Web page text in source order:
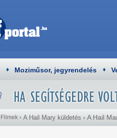
Moziműsor, jegyrendelés
Filmek › A Hail Mary küldetés › A Hail